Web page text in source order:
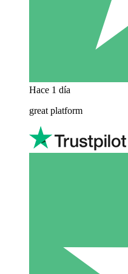
Hace 1 día
great platform